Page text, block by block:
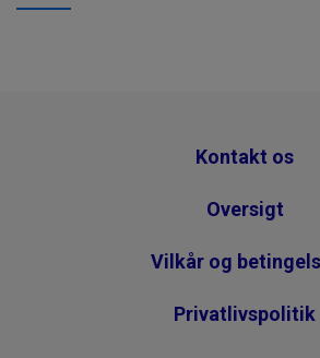
Kontakt os
Oversigt
Vilkår og
Privatlivspolitik